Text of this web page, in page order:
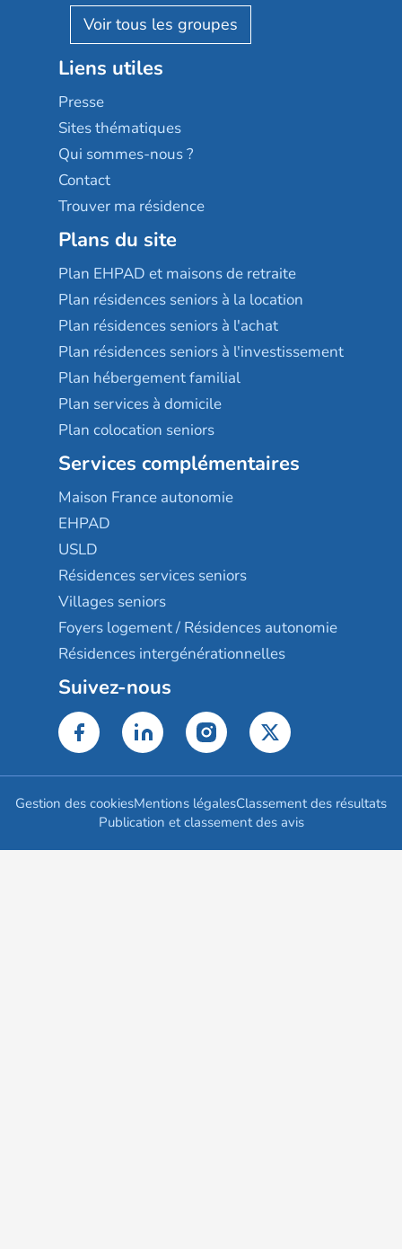
Reseda
Stella management
Les villages d'or
Sérénys
Résidences services Villa Médicis
Résidalya
Groupe aplus
Liens utiles
Presse
Sites thématiques
Qui sommes-nous ?
Contact
Trouver ma résidence
Plans du site
Plan EHPAD et maisons de retraite
Plan résidences seniors à la location
Plan résidences seniors à l'achat
Plan résidences seniors à l'investissement
Plan hébergement familial
Plan services à domicile
Plan colocation seniors
Services complémentaires
Maison France autonomie
EHPAD
USLD
Résidences services seniors
Villages seniors
Foyers logement / Résidences autonomie
Résidences intergénérationnelles
Suivez-nous
Gestion des cookiesMentions légalesClassement des résultats
Publication et classement des avis